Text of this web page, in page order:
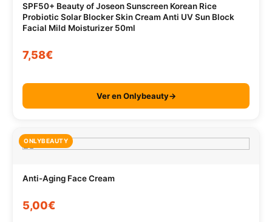
SPF50+ Beauty of Joseon Sunscreen Korean Rice
Probiotic Solar Blocker Skin Cream Anti UV Sun Block
Facial Mild Moisturizer 50ml
7,58€
Ver en Onlybeauty→
ONLYBEAUTY
Anti-Aging Face Cream
5,00€